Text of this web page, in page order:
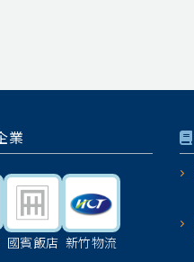
業
國賓飯店 新竹物流